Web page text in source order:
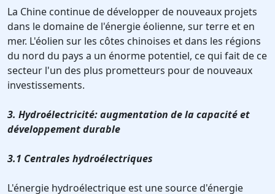
La Chine continue de développer de nouveaux projets
dans le domaine de l'énergie éolienne, sur terre et en
mer. L'éolien sur les côtes chinoises et dans les régions
du nord du pays a un énorme potentiel, ce qui fait de ce
secteur l'un des plus prometteurs pour de nouveaux
investissements.
3. Hydroélectricité: augmentation de la capacité et
développement durable
3.1 Centrales hydroélectriques
L'énergie hydroélectrique est une source d'énergie